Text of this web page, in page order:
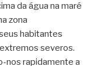
da água na maré
zona
habitantes
severos.
nos rapidamente a